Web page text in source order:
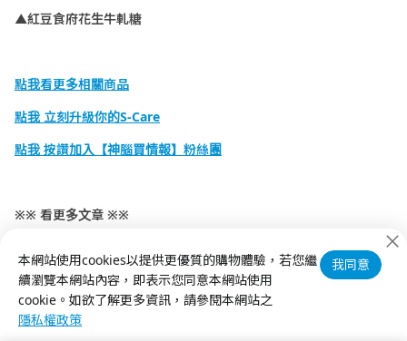
▲紅豆食府花生牛軋糖
點我看更多相關商品
點我 立刻升級你的S-Care
點我 按讚加入【神腦買情報】粉絲團
※※ 看更多文章 ※※
本網站使用cookies以提供更優質的購物體驗，若您繼
續瀏覽本網站內容，即表示您同意本網站使用
cookie。如欲了解更多資訊，請參閱本網站之
隱私權政策
我同意